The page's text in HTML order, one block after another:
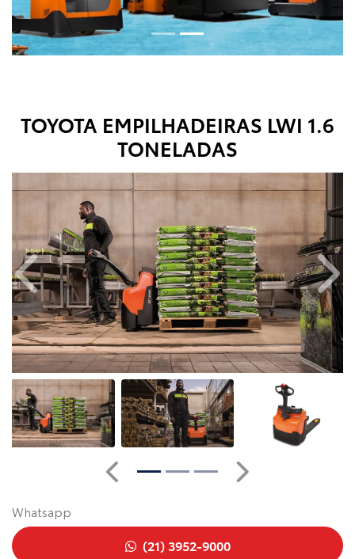
TOYOTA EMPILHADEIRAS LWI 1.6
TONELADAS
Anterior
Anterior Próximo
Whatsapp
(21) 3952-9000